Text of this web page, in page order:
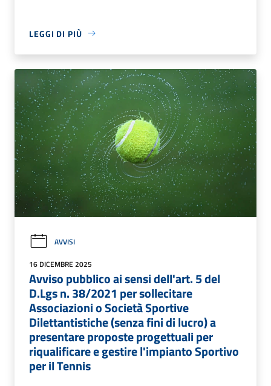
LEGGI DI PIÙ
AVVISI
16 DICEMBRE 2025
Avviso pubblico ai sensi dell'art. 5 del
D.Lgs n. 38/2021 per sollecitare
Associazioni o Società Sportive
Dilettantistiche (senza fini di lucro) a
presentare proposte progettuali per
riqualificare e gestire l'impianto Sportivo
per il Tennis